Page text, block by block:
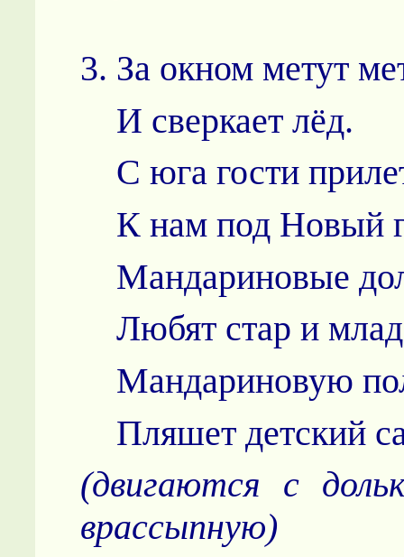
3. За окном метут
И сверкает лёд.
С юга гости
К нам под Новый
Мандариновые
Любят стар и
Мандариновую
Пляшет детский
(двигаются с
врассыпную)